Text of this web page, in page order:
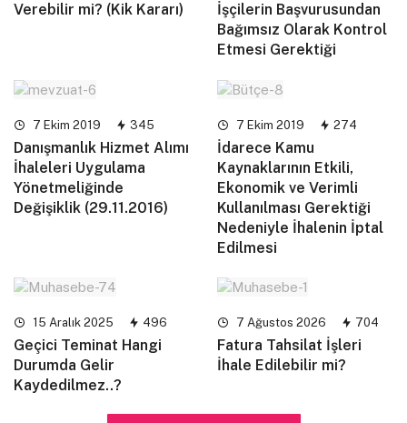
Verebilir mi? (Kik Kararı)
İşçilerin Başvurusundan
Bağımsız Olarak Kontrol
Etmesi Gerektiği
7 Ekim 2019 345
Danışmanlık Hizmet Alımı
İhaleleri Uygulama
Yönetmeliğinde
Değişiklik (29.11.2016)
7 Ekim 2019 274
İdarece Kamu
Kaynaklarının Etkili,
Ekonomik ve Verimli
Kullanılması Gerektiği
Nedeniyle İhalenin İptal
Edilmesi
15 Aralık 2025 496
Geçici Teminat Hangi
Durumda Gelir
Kaydedilmez..?
7 Ağustos 2026 704
Fatura Tahsilat İşleri
İhale Edilebilir mi?